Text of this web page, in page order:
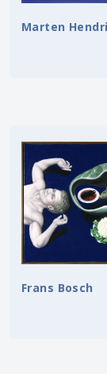
Marten
Frans Bosch